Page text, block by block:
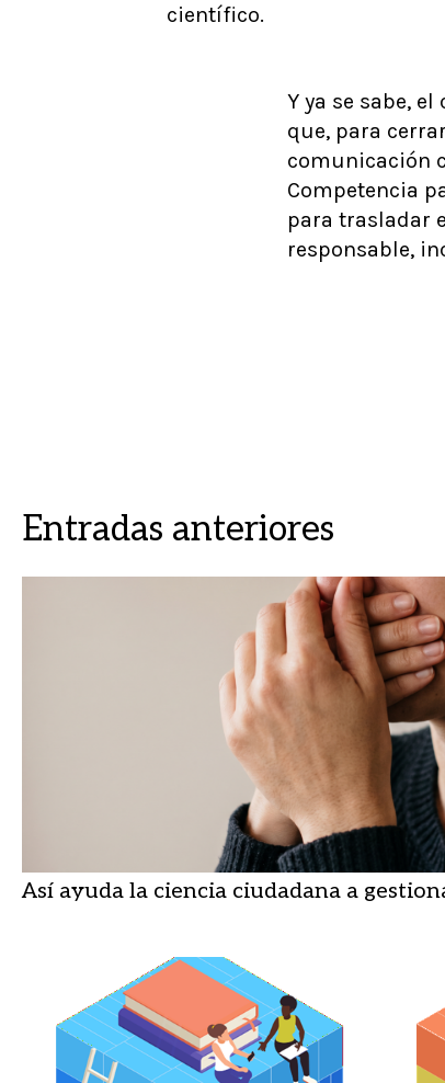
científico.
Y ya se sabe,
que, para
comunicación
Competencia
para trasladar
responsable,
Entradas anteriores
Así ayuda la ciencia ciudadana a